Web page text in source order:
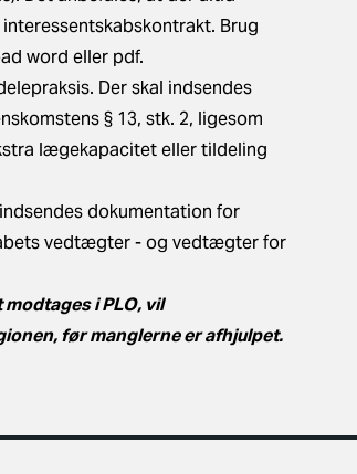
Brug
word eller pdf.
. Der skal indsendes
§ 13, stk. 2, ligesom
lægekapacitet eller tildeling
dokumentation for
vedtægter- og vedtægter for
i PLO, vil
før manglerne er afhjulpet.